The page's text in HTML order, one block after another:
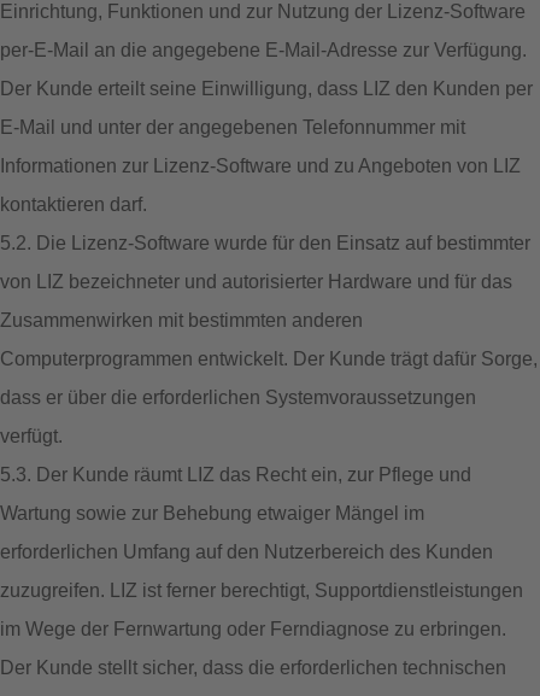
Einrichtung, Funktionen und zur Nutzung der Lizenz-Software
per-E-Mail an die angegebene E-Mail-Adresse zur Verfügung.
Der Kunde erteilt seine Einwilligung, dass LIZ den Kunden per
E-Mail und unter der angegebenen Telefonnummer mit
Informationen zur Lizenz-Software und zu Angeboten von LIZ
kontaktieren darf.
5.2. Die Lizenz-Software wurde für den Einsatz auf bestimmter
von LIZ bezeichneter und autorisierter Hardware und für das
Zusammenwirken mit bestimmten anderen
Computerprogrammen entwickelt. Der Kunde trägt dafür Sorge,
dass er über die erforderlichen Systemvoraussetzungen
verfügt.
5.3. Der Kunde räumt LIZ das Recht ein, zur Pflege und
Wartung sowie zur Behebung etwaiger Mängel im
erforderlichen Umfang auf den Nutzerbereich des Kunden
zuzugreifen. LIZ ist ferner berechtigt, Supportdienstleistungen
im Wege der Fernwartung oder Ferndiagnose zu erbringen.
Der Kunde stellt sicher, dass die erforderlichen technischen